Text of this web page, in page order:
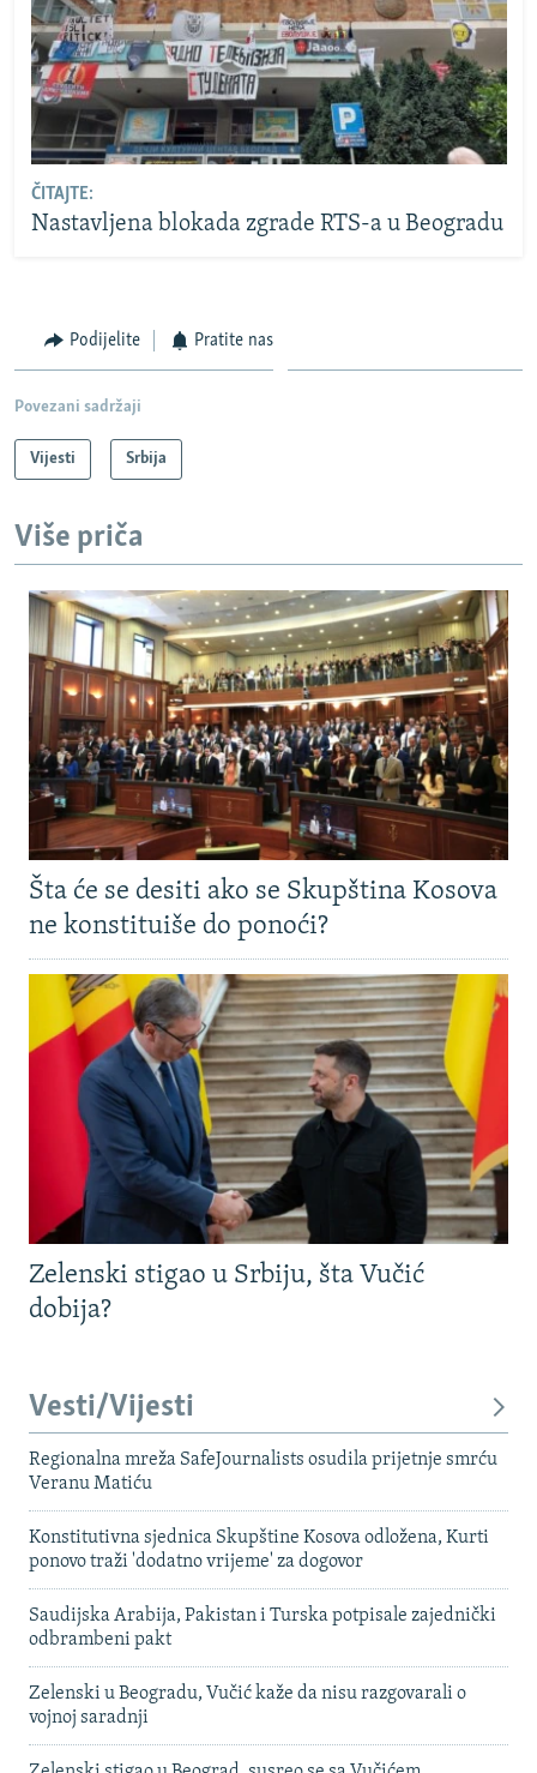
ČITAJTE:
Nastavljena blokada zgrade RTS-a u Beogradu
Podijelite Pratite nas
Povezani sadržaji
Vijesti Srbija
Više priča
Šta će se desiti ako se Skupština Kosova
ne konstituiše do ponoći?
Zelenski stigao u Srbiju, šta Vučić
dobija?
Vesti/Vijesti
Regionalna mreža SafeJournalists osudila prijetnje smrću
Veranu Matiću
Konstitutivna sjednica Skupštine Kosova odložena, Kurti
ponovo traži 'dodatno vrijeme' za dogovor
Saudijska Arabija, Pakistan i Turska potpisale zajednički
odbrambeni pakt
Zelenski u Beogradu, Vučić kaže da nisu razgovarali o
vojnoj saradnji